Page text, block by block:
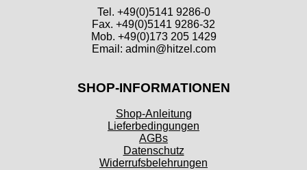
Tel. +49(0)5141 9286-0
Fax. +49(0)5141 9286-32
Mob. +49(0)173 205 1429
Email: admin@hitzel.com
SHOP-INFORMATIONEN
Shop-Anleitung
Lieferbedingungen
AGBs
Datenschutz
Widerrufsbelehrungen